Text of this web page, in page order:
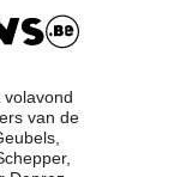
van de